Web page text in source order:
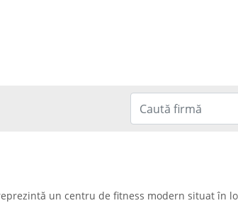
un centru de fitness modern situat în